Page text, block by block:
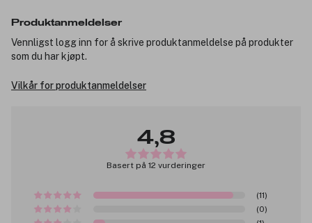
Produktanmeldelser
Vennligst logg inn for å skrive produktanmeldelse på produkter
som du har kjøpt.
Vilkår for produktanmeldelser
4,8
Basert på 12 vurderinger
(11)
(0)